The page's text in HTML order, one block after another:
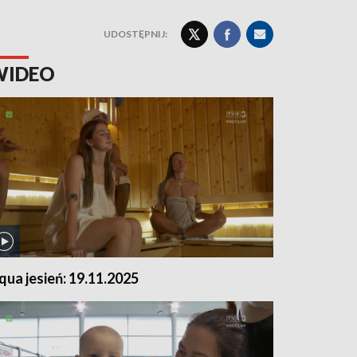
UDOSTĘPNIJ:
jesień: 19.11.2025